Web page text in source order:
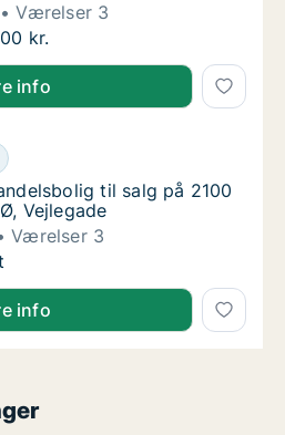
Værelser 3
andelsbolig til salg på 1900
kr.
info
til salg på 2100
til salg på 2100 København
til salg på 2100
til salg på 2100
Vejlegade
Værelser 3
til salg på 2100
info